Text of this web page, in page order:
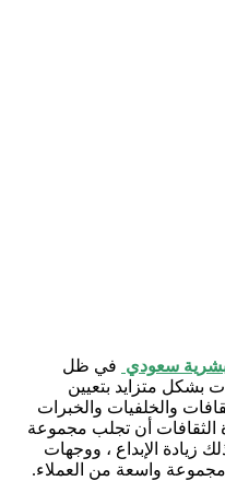
سعودي في ظل
بشكل متزايد بتعيين
والخلفيات والخبرات
الثقافات أن تجلب مجموعة
زيادة الإبداع ، ووجهات
مجموعة واسعة من العملاء.